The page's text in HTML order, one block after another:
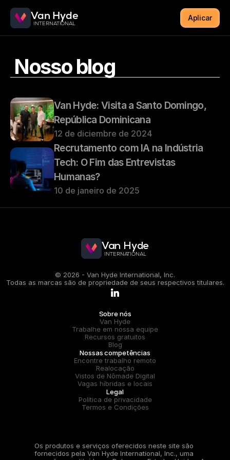
Van Hyde
INTERNATIONAL
Aplicar
Nosso blog
Van Hyde: Visita a Santo Domingo,
República Dominicana
12 de diciembre de 2024
Recrutamento com IA na Indústria
Tech: O Fim das Entrevistas
Humanas?
10 de janeiro de 2025
Van Hyde
INTERNATIONAL
© 2026 - Van Hyde International, Inc.
Todas as marcas são de propriedade de seus respectivos titulares.
Sobre nós
Van Hyde
Trabalhe em nossa equipe
Recursos gratuitos
Blog
Nossas competências
Encontre trabalho remoto
Realocação
Vistos de Nômade Digital
Vagas híbridas e locais
Legal
Política de privacidade
Termos e Condições
Os produtos e serviços oferecidos neste site são
fornecidos pela Van Hyde International, Inc., uma